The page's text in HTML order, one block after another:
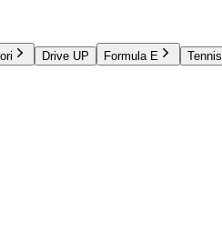
Drive UP Formula E Tennis